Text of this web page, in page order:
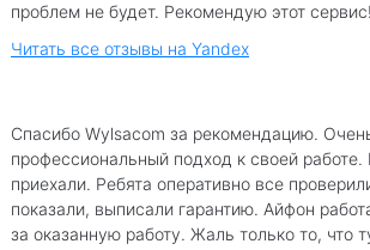
проблем не будет. Рекомендую этот сервис!
Читать все отзывы на Yandex
Спасибо Wylsacom за рекомендацию.
профессиональный подход к своей
приехали. Ребята оперативно все
показали, выписали гарантию. Айфон
за оказанную работу. Жаль только то,